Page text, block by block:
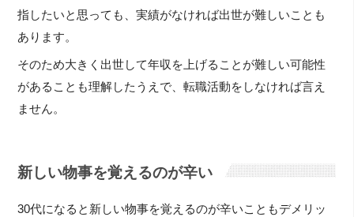
指したいと思っても、実績がなければ出世が難しいことも
あります。
そのため大きく出世して年収を上げることが難しい可能性
があることも理解したうえで、転職活動をしなければ言え
ません。
新しい物事を覚えるのが辛い
30代になると新しい物事を覚えるのが辛いこともデメリッ